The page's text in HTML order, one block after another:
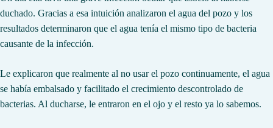
duchado. Gracias a esa intuición analizaron el agua del pozo y los
resultados determinaron que el agua tenía el mismo tipo de bacteria
causante de la infección.
Le explicaron que realmente al no usar el pozo continuamente, el agua
se había embalsado y facilitado el crecimiento descontrolado de
bacterias. Al ducharse, le entraron en el ojo y el resto ya lo sabemos.